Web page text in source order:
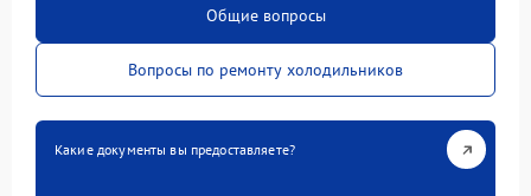
Общие вопросы
Вопросы по ремонту холодильников
Какие документы вы предоставляете?